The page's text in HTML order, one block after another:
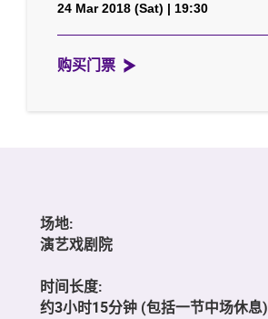
24 Mar 2018 (Sat) | 19:30
购买门票
场地:
演艺戏剧院
时间长度:
约3小时15分钟 (包括一节中场休息)